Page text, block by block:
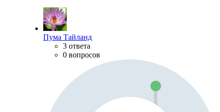
Пума Тайланд
3 ответа
0 вопросов